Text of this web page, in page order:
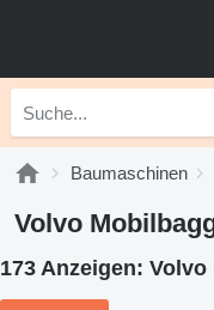
Baumaschinen
Volvo
173 Anzeigen: Volvo